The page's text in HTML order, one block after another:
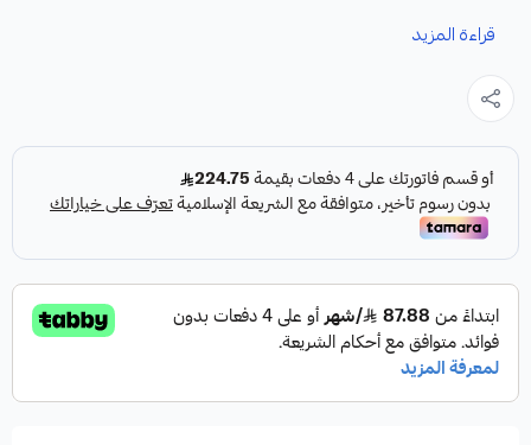
كقطعة غيار متينة وعالية الجودة لضمان أداء ممتاز لسيارتك.
المواصفات:
الشركة المصنعة:
PARTS)
قراءة المزيد